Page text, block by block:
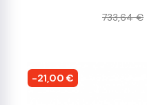
733,64 €
-21,00 €